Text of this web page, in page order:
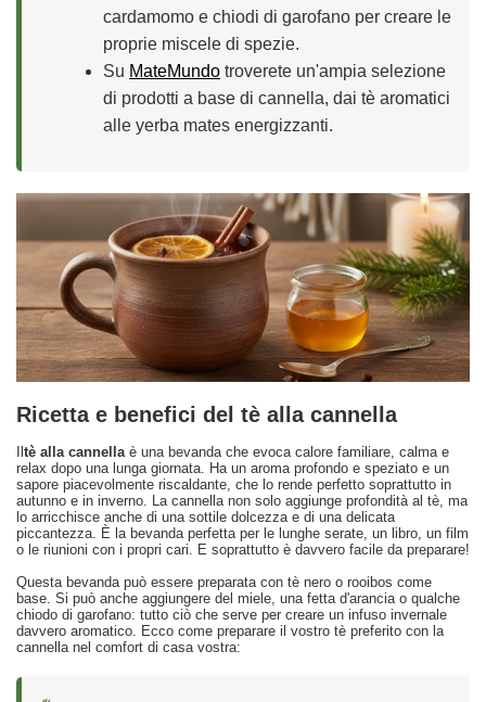
cardamomo e chiodi di garofano per creare le
proprie miscele di spezie.
Su MateMundo troverete un'ampia selezione
di prodotti a base di cannella, dai tè aromatici
alle yerba mates energizzanti.
Ricetta e benefici del tè alla cannella
tè alla cannellaè una bevanda che evoca calore familiare, calma e
relax dopo una lunga giornata. Ha un aroma profondo e speziato e un
sapore piacevolmente riscaldante, che lo rende perfetto soprattutto in
autunno e in inverno. La cannella non solo aggiunge profondità al tè, ma
lo arricchisce anche di una sottile dolcezza e di una delicata
piccantezza. È la bevanda perfetta per le lunghe serate, un libro, un film
o le riunioni con i propri cari. E soprattutto è davvero facile da preparare!
Questa bevanda può essere preparata con tè nero o rooibos come
base. Si può anche aggiungere del miele, una fetta d'arancia o qualche
chiodo di garofano: tutto ciò che serve per creare un infuso invernale
davvero aromatico. Ecco come preparare il vostro tè preferito con la
cannella nel comfort di casa vostra: